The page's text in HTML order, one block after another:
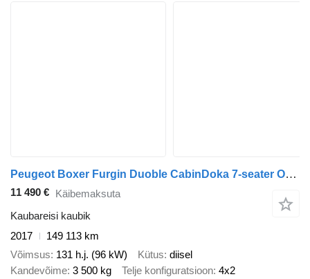
Peugeot Boxer Furgin Duoble CabinDoka 7-seater One Owner L4H2
11 490 € Käibemaksuta
Kaubareisi kaubik
2017
149 113 km
Võimsus 131 h.j. (96 kW) Kütus diisel
Kandevõime 3 500 kg Telje konfiguratsioon 4x2